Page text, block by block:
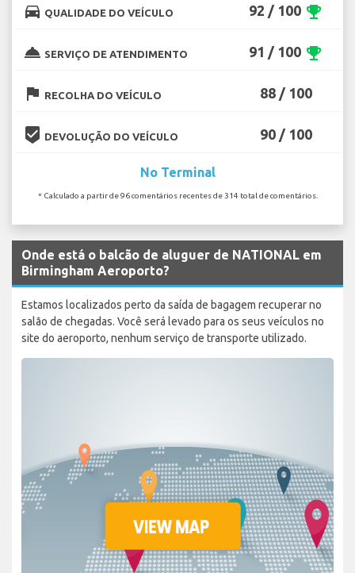
directions_car QUALIDADE DO VEÍCULO 92 / 100 emoji_events
room_service SERVIÇO DE ATENDIMENTO 91 / 100 emoji_events
flag RECOLHA DO VEÍCULO 88 / 100
beenhere DEVOLUÇÃO DO VEÍCULO 90 / 100
No Terminal
* Calculado a partir de 96 comentários recentes de 314 total de comentários.
Onde está o balcão de aluguer de NATIONAL em
Birmingham Aeroporto?
Estamos localizados perto da saída de bagagem recuperar no
salão de chegadas. Você será levado para os seus veículos no
site do aeroporto, nenhum serviço de transporte utilizado.